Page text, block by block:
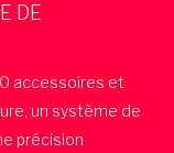
DE
accessoires et
un système de
précision